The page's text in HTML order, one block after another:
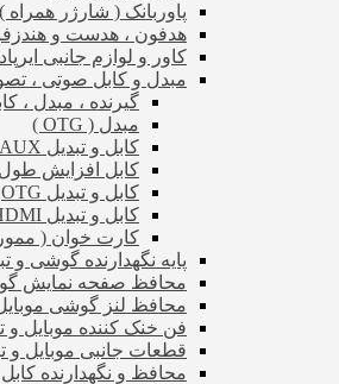
پاوربانک ( شارژر همراه )
هدفون ، هدست و
کاور و لوازم جانبی
مبدل و کابل صوتی ،
گیرنده ، مبدل ،
مبدل ( OTG )
کابل و تبدیل AUX
کابل افزایش طول
کابل و تبدیل OTG
کابل و تبدیل HDMI
کارت خوان (
پایه نگهدارنده گوشی و
محافظ صفحه نمایش
محافظ لنز گوشی
فن خنک کننده موبایل و
قطعات جانبی موبایل و
محافظ و نگهدارنده کابل